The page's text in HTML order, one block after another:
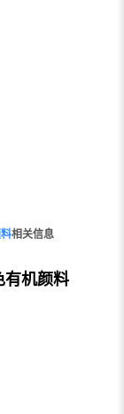
相关信息
机颜料